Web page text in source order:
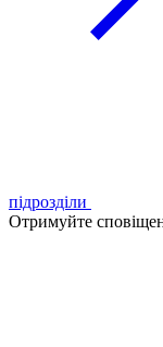
підрозділи
Отримуйте